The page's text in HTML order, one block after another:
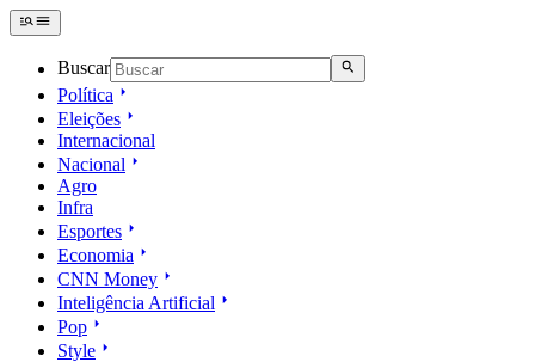
Buscar
Política
Eleições
Internacional
Nacional
Agro
Infra
Esportes
Economia
CNN Money
Inteligência Artificial
Pop
Style